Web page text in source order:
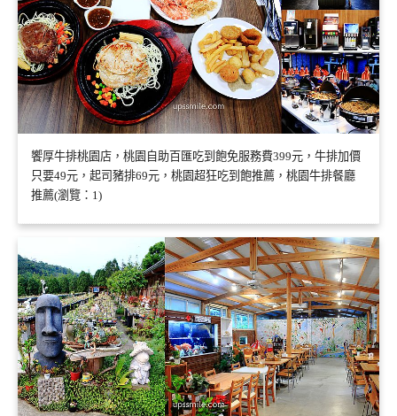
饗厚牛排桃園店，桃園自助百匯吃到飽免服務費399元，牛排加價
只要49元，起司豬排69元，桃園超狂吃到飽推薦，桃園牛排餐廳
推薦(瀏覽：1)